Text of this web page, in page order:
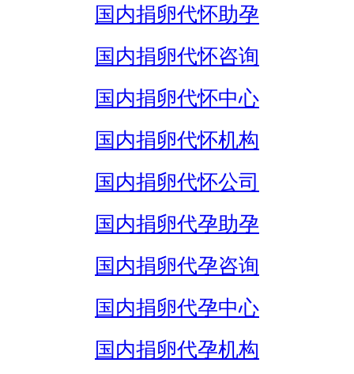
国内捐卵代怀助孕
国内捐卵代怀咨询
国内捐卵代怀中心
国内捐卵代怀机构
国内捐卵代怀公司
国内捐卵代孕助孕
国内捐卵代孕咨询
国内捐卵代孕中心
国内捐卵代孕机构